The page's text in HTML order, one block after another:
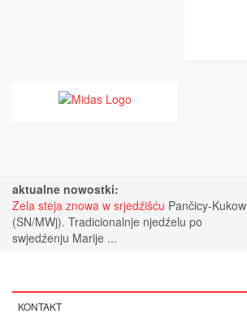
aktualne nowostki:
Zela steja znowa w srjedźišću Pančicy-Kukow
(SN/MWj). Tradicionalnje njedźelu po
swjedźenju Marije ...
KONTAKT